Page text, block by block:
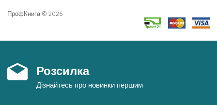
ПрофКнига © 2026
Розсилка
Дізнайтесь про новинки першим